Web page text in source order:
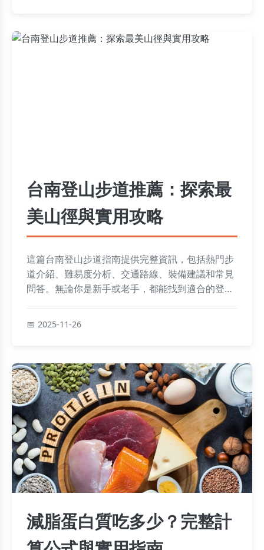
台南登山步道推薦：探索最
美山徑與實用攻略
這篇台南登山步道指南提供完整資訊，包括熱門步
道介紹、難易度分析、交通路線、裝備建議和常見
問答。無論你是新手或老手，都能找到適合的登山
2025-11-26
減脂蛋白質吃多少？完整計